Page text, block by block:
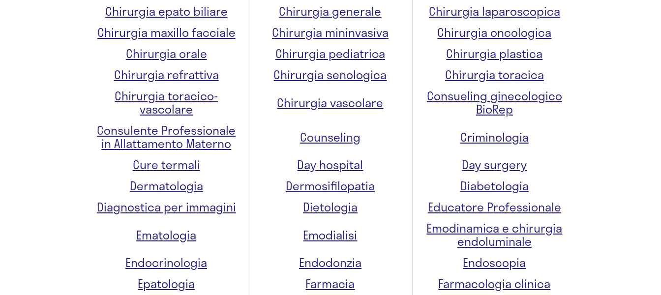
Chirurgia epato biliare
Chirurgia generale
Chirurgia laparoscopica
Chirurgia maxillo facciale
Chirurgia mininvasiva
Chirurgia oncologica
Chirurgia orale
Chirurgia pediatrica
Chirurgia plastica
Chirurgia refrattiva
Chirurgia senologica
Chirurgia toracica
Chirurgia toracico-
vascolare Chirurgia vascolare Consueling ginecologico
BioRep
Consulente Professionale
in Allattamento Materno Counseling
Criminologia
Cure termali
Day hospital
Day surgery
Dermatologia
Dermosifilopatia
Diabetologia
Diagnostica per immagini
Dietologia
Educatore Professionale
Ematologia
Emodialisi Emodinamica e chirurgia
endoluminale
Endocrinologia
Endodonzia
Endoscopia
Epatologia
Farmacia
Farmacologia clinica